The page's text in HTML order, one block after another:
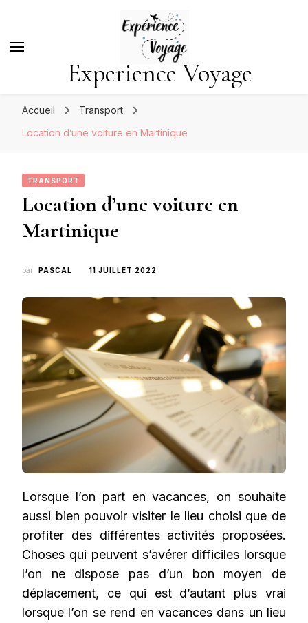
Experience Voyage
Accueil
Transport
Location d’une voiture en Martinique
TRANSPORT
Location d’une voiture en
Martinique
par PASCAL 11 JUILLET 2022
Lorsque l’on part en vacances, on souhaite
aussi bien pouvoir visiter le lieu choisi que de
profiter des différentes activités proposées.
Choses qui peuvent s’avérer difficiles lorsque
l’on ne dispose pas d’un bon moyen de
déplacement, ce qui est d’autant plus vrai
lorsque l’on se rend en vacances dans un lieu